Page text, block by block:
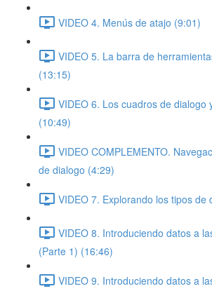
VIDEO 4. Menús de atajo (9:01)
VIDEO 5. La barra de
(13:15)
VIDEO 6. Los cuadros de dialogo
(10:49)
VIDEO COMPLEMENTO.
de dialogo (4:29)
VIDEO 7. Explorando los tipos de
VIDEO 8. Introduciendo datos a
(Parte 1) (16:46)
VIDEO 9. Introduciendo datos a